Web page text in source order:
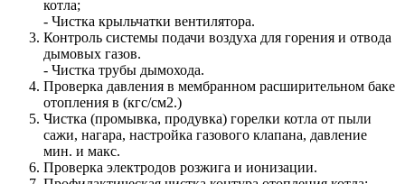
котла;
- Чистка крыльчатки вентилятора.
Контроль системы подачи воздуха для горения и отвода
дымовых газов.
- Чистка трубы дымохода.
Проверка давления в мембранном расширительном баке
отопления в (кгс/см2.)
Чистка (промывка, продувка) горелки котла от пыли
сажи, нагара, настройка газового клапана, давление
мин. и макс.
Проверка электродов розжига и ионизации.